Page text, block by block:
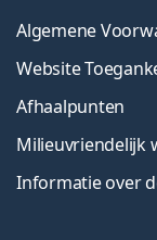
Algemene
Website
Afhaalpunten
Milieuvriendelijk
Informatie over